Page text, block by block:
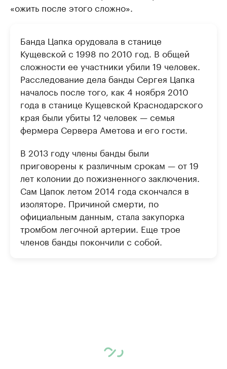
«ожить после этого сложно».
Банда Цапка орудовала в станице
Кущевской с 1998 по 2010 год. В общей
сложности ее участники убили 19 человек.
Расследование дела банды Сергея Цапка
началось после того, как 4 ноября 2010
года в станице Кущевской Краснодарского
края были убиты 12 человек — семья
фермера Сервера Аметова и его гости.
В 2013 году члены банды были
приговорены к различным срокам — от 19
лет колонии до пожизненного заключения.
Сам Цапок летом 2014 года скончался в
изоляторе. Причиной смерти, по
официальным данным, стала закупорка
тромбом легочной артерии. Еще трое
членов банды покончили с собой.